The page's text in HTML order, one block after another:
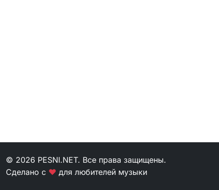
© 2026 PESNI.NET. Все права защищены.
Сделано с ❤ для любителей музыки